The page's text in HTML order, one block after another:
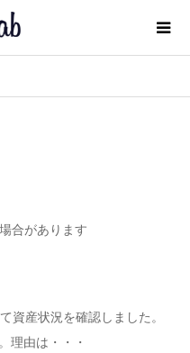
合があります
資産状況を確認しました。
理由は・・・